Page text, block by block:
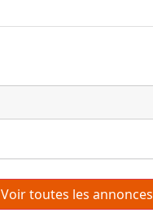
Voir toutes les annonces